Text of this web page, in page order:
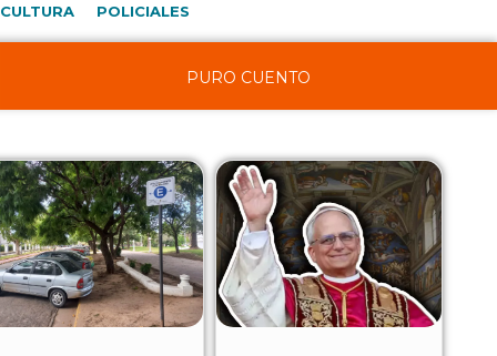
CULTURA POLICIALES
PURO CUENTO